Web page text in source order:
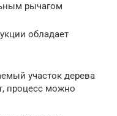
рычагом
обладает
участок дерева
процесс можно